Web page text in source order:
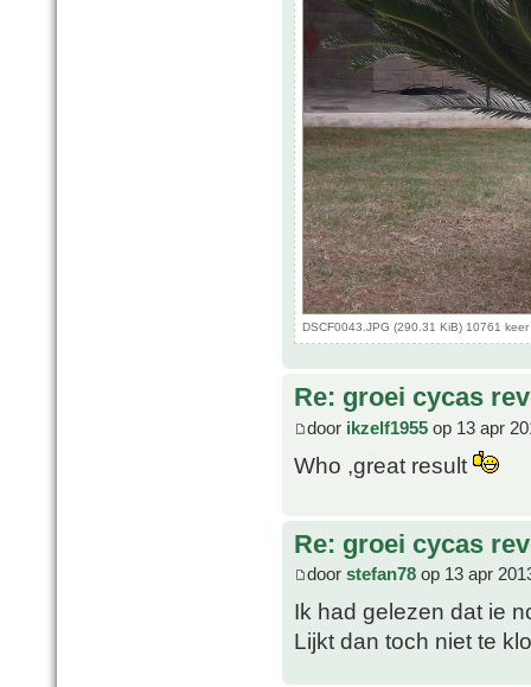
DSCF0043.JPG (290.31 KiB) 10761
Re: groei cycas
door ikzelf1955 op 13 apr
Who ,great result
Re: groei cycas
door stefan78 op 13 apr
Ik had gelezen dat ie
Lijkt dan toch niet te